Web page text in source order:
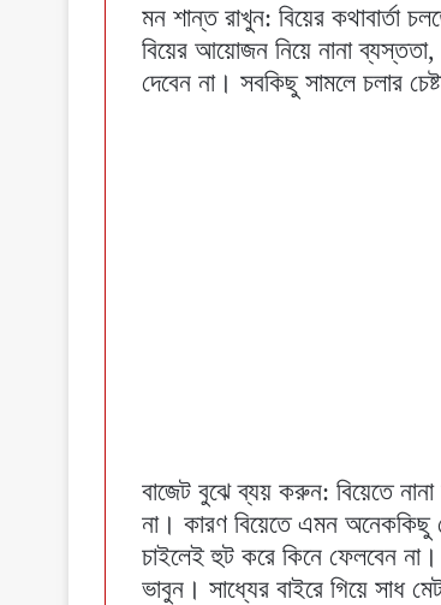
মন শান্ত রাখুন: বিয়ের কথাবার্তা
বিয়ের আয়োজন নিয়ে নানা
দেবেন না। সবকিছু সামলে চলার
বাজেট বুঝে ব্যয় করুন: বিয়েতে
না। কারণ বিয়েতে এমন
চাইলেই হুট করে কিনে ফেলবেন
ভাবুন। সাধ্যের বাইরে গিয়ে সাধ